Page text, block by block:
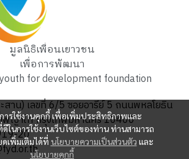
ารใช้งานคุกกี้ เพื่อเพิ่มประสิทธิภาพและ
ในการใช้งานเว็บไซต์ของท่าน ท่านสามารถ
เพิ่มเติมได้ที่ นโยบายความเป็นส่วนตัว และ
นโยบายคุกกี้
มูลนิธิเพื่อนเยาวชน
เพื่อการพัฒนา
for development foundation
สาน) เลขที่ 6/5 ซอยอารีย์ 5 ถนนพหลโยธิน
พญาไท กรุงเทพมหานคร 10400
20